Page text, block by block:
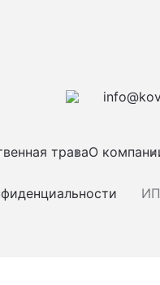
траваО